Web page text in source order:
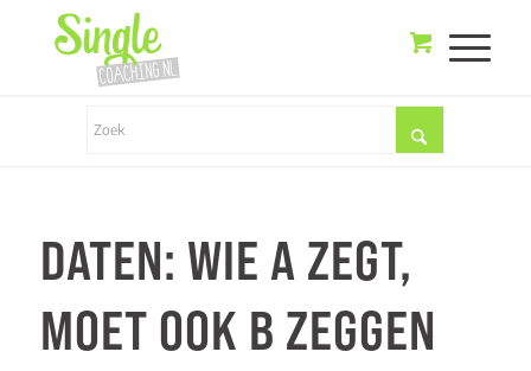
DATEN: WIE A ZEGT,
MOET OOK B ZEGGEN